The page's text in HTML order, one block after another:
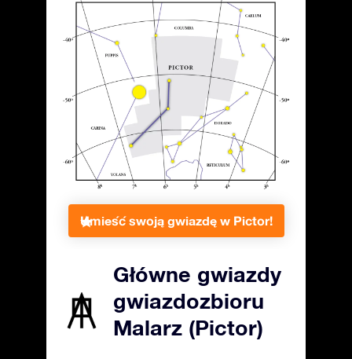
Umieść swoją gwiazdę w Pictor!
Główne gwiazdy
gwiazdozbioru
Malarz (Pictor)